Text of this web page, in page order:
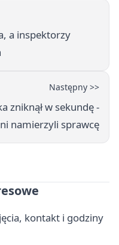
a inspektorzy
Następny >>
zniknął w sekundę -
namierzyli sprawcę
kontakt i godziny